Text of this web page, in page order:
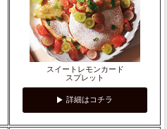
スイートレモンカード
スプレット
詳細はコチラ